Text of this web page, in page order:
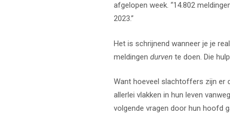
afgelopen week. “14.802
2023.”
Het is schrijnend wanneer je je
meldingen durven te doen. Die hulp
Want hoeveel slachtoffers zijn er
allerlei vlakken in hun leven
volgende vragen door hun hoofd